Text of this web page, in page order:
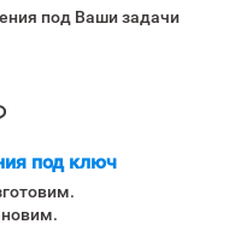
под Ваши задачи
под ключ